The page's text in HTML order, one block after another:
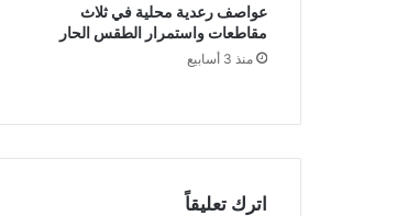
عواصف رعدية محلية في ثلاث
مقاطعات واستمرار الطقس الحار
منذ 3 أسابيع
اترك تعليقاً